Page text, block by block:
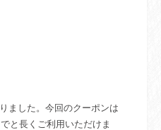
ました。今回のクーポンは
と長くご利用いただけま